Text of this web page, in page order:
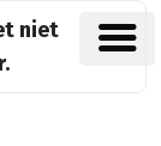
niet